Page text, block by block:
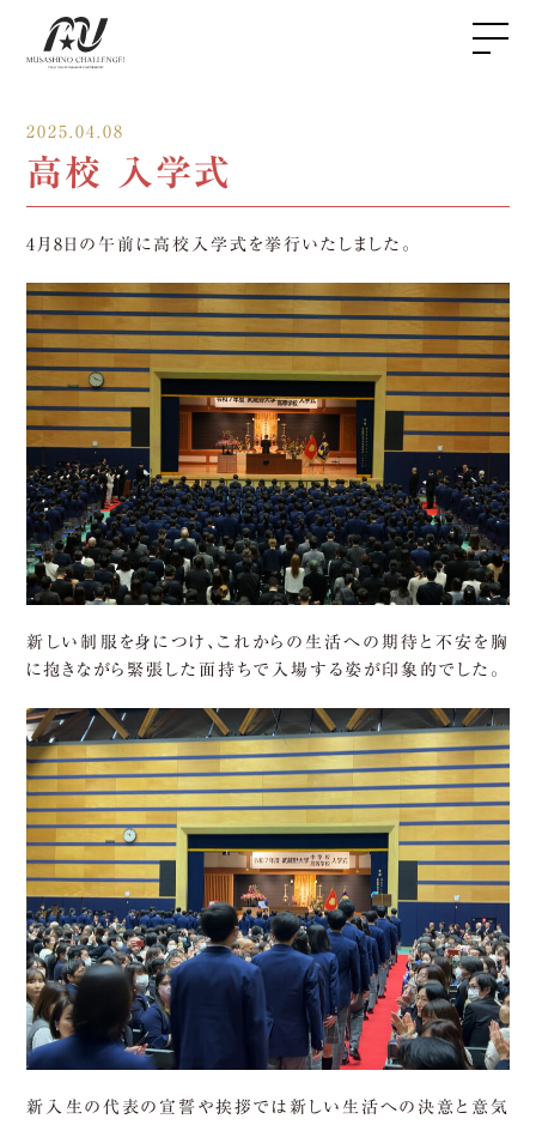
2025.04.08
高校 入学式
4月8日の午前に高校入学式を挙行いたしました。
新しい制服を身につけ、これからの生活への期待と不安を胸
に抱きながら緊張した面持ちで入場する姿が印象的でした。
新入生の代表の宣誓や挨拶では新しい生活への決意と意気